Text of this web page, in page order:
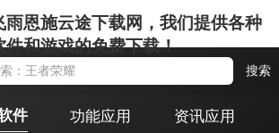
雨恩施云途下载网，我们提供各种
件和游戏的免费下载！
件 功能应用 资讯应用